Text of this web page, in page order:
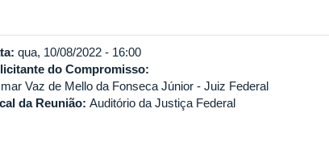
qua, 10/08/2022 - 16:00
do Compromisso:
Vaz de Mello da Fonseca Júnior - Juiz Federal
da Reunião: Auditório da Justiça Federal